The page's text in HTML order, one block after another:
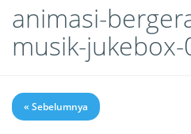
animasi-
musik-
« Sebelumnya